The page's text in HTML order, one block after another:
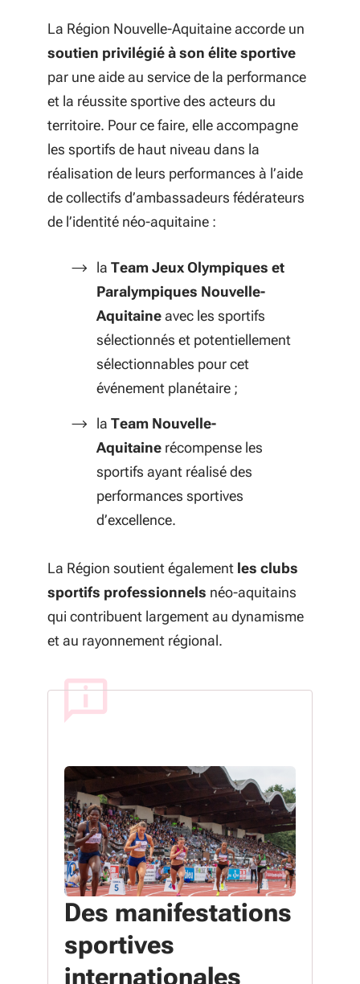
La Région Nouvelle-Aquitaine accorde un
soutien privilégié à son élite sportive
par une aide au service de la performance
et la réussite sportive des acteurs du
territoire. Pour ce faire, elle accompagne
les sportifs de haut niveau dans la
réalisation de leurs performances à l’aide
de collectifs d’ambassadeurs fédérateurs
de l’identité néo-aquitaine :
la Team Jeux Olympiques et
Paralympiques Nouvelle-
Aquitaineavec les sportifs
sélectionnés et potentiellement
sélectionnables pour cet
événement planétaire ;
la Team Nouvelle-
Aquitaine récompense les
sportifs ayant réalisé des
performances sportives
d’excellence.
La Région soutient également les clubs
sportifs professionnels néo-aquitains
qui contribuent largement au dynamisme
et au rayonnement régional.
Des manifestations
sportives
internationales